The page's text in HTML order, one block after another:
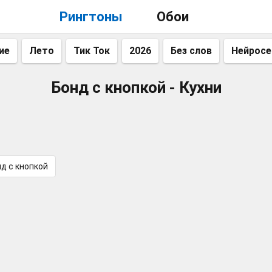
Рингтоны Обои
Лето Тик Ток 2026 Без слов
Бонд с кнопкой - Кухни
с кнопкой